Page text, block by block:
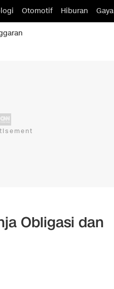
Otomotif Hiburan
Obligasi dan